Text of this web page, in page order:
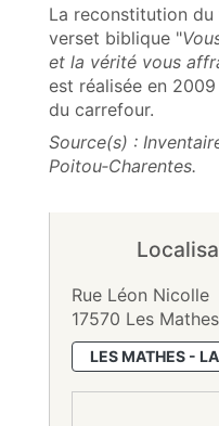
La reconstitution
verset biblique "
et la vérité vous
est réalisée en
du carrefour.
Source(s) :
Poitou‑Charentes.
Rue Léon Nicolle
17570 Les
LES MATHES -